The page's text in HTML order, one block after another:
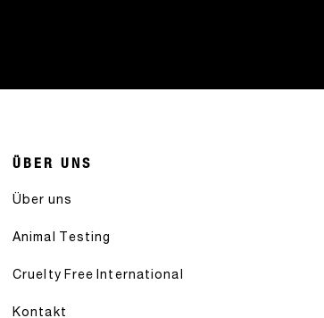
ÜBER UNS
Über uns
Animal Testing
Cruelty Free International
Kontakt